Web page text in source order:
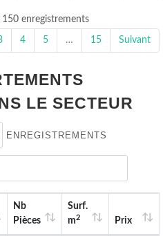
enregistrements
4 5 … 15 Suivant
LE SECTEUR
ENREGISTREMENTS
Nb
Pièces
Surf.
m2 Prix